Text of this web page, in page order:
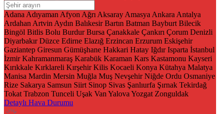
Adana Adıyaman Afyon Ağrı Aksaray Amasya Ankara Antalya
Ardahan Artvin Aydın Balıkesir Bartın Batman Bayburt Bilecik
Bingöl Bitlis Bolu Burdur Bursa Çanakkale Çankırı Çorum Denizli
Diyarbakır Düzce Edirne Elazığ Erzincan Erzurum Eskişehir
Gaziantep Giresun Gümüşhane Hakkari Hatay Iğdır Isparta İstanbul
İzmir Kahramanmaraş Karabük Karaman Kars Kastamonu Kayseri
Kırıkkale Kırklareli Kırşehir Kilis Kocaeli Konya Kütahya Malatya
Manisa Mardin Mersin Muğla Muş Nevşehir Niğde Ordu Osmaniye
Rize Sakarya Samsun Siirt Sinop Sivas Şanlıurfa Şırnak Tekirdağ
Tokat Trabzon Tunceli Uşak Van Yalova Yozgat Zonguldak
Detaylı Hava Durumu